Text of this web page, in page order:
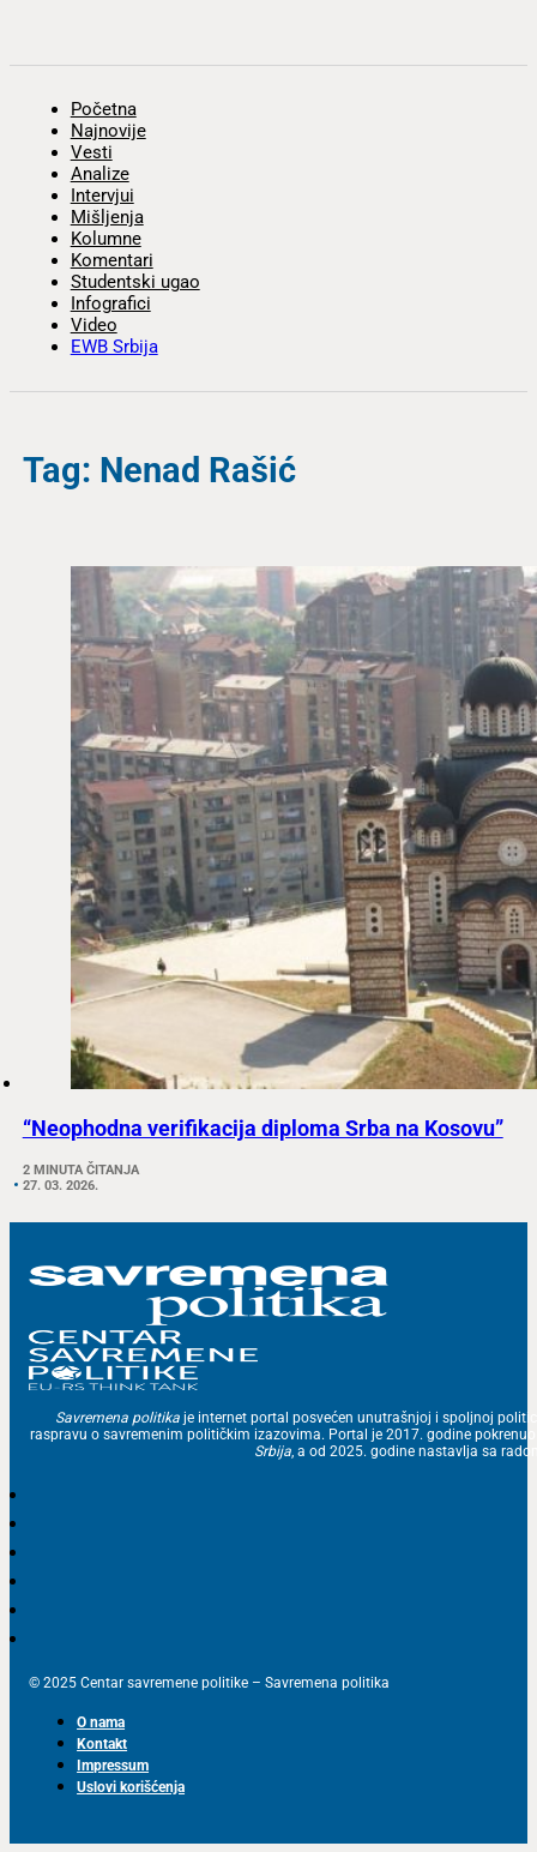
Početna
Najnovije
Vesti
Analize
Intervjui
Mišljenja
Kolumne
Komentari
Studentski ugao
Infografici
Video
EWB Srbija
Tag: Nenad Rašić
“Neophodna verifikacija diploma Srba na Kosovu”
2 MINUTA ČITANJA
27. 03. 2026.
Savremena politika je internet portal posvećen unutrašnjoj i spoljnoj
raspravu o savremenim političkim izazovima. Portal je 2017. godine
Srbija, a od 2025. godine nastavlja sa
© 2025 Centar savremene politike – Savremena politika
O nama
Kontakt
Impressum
Uslovi korišćenja